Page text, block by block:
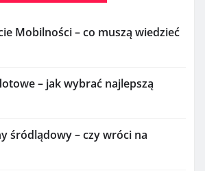
Mobilności – co muszą wiedzieć
– jak wybrać najlepszą
śródlądowy – czy wróci na